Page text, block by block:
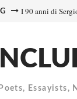
I 90 anni di
A Giulio Anselmi